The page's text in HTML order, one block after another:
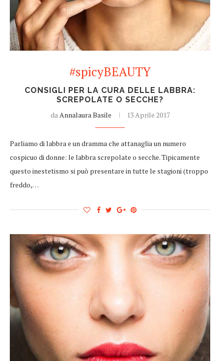
#spicyBEAUTY
CONSIGLI PER LA CURA DELLE LABBRA:
SCREPOLATE O SECCHE?
daAnnalaura Basile 13 Aprile 2017
Parliamo di labbra e un dramma che attanaglia un numero
cospicuo di donne: le labbra screpolate o secche. Tipicamente
questo inestetismo si può presentare in tutte le stagioni (troppo
freddo,…